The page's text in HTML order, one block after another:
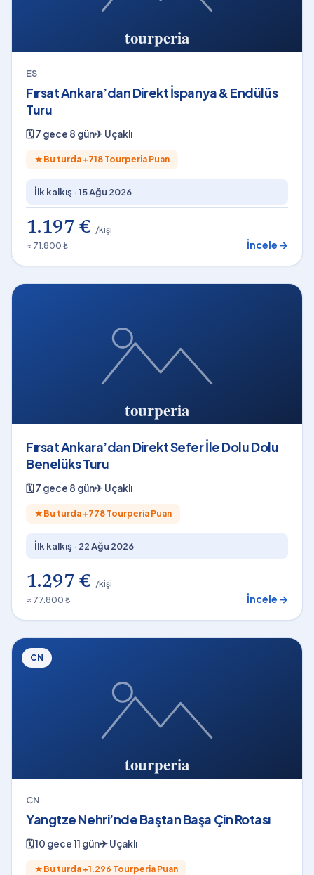
ES
Fırsat Ankara’dan Direkt İspanya & Endülüs
Turu
🗓7 gece 8 gün✈Uçaklı
★ Bu turda +718 Tourperia Puan
İlk kalkış ·15 Ağu 2026
1.197 € /kişi
≈ 71.800 ₺
İncele →
Fırsat Ankara’dan Direkt Sefer İle Dolu Dolu
Benelüks Turu
🗓7 gece 8 gün✈Uçaklı
★ Bu turda +778 Tourperia Puan
İlk kalkış · 22 Ağu 2026
1.297 € /kişi
≈ 77.800 ₺
İncele →
CN
CN
Yangtze Nehri’nde Baştan Başa Çin Rotası
🗓10 gece 11 gün✈Uçaklı
★ Bu turda +1.296 Tourperia Puan